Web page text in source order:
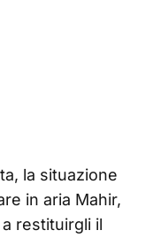
la situazione
in aria Mahir,
restituirgli il